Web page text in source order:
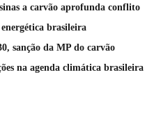
a carvão aprofunda conflito
brasileira
sanção da MP do carvão
na agenda climática brasileira